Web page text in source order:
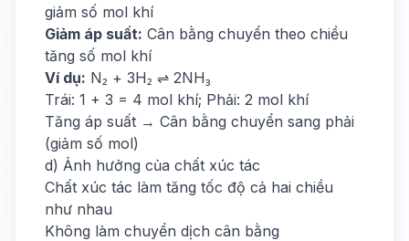
giảm số mol khí
Giảm áp suất: Cân bằng chuyển theo chiều
tăng số mol khí
Ví dụ: N₂ + 3H₂ ⇌ 2NH₃
Trái: 1 + 3 = 4 mol khí; Phải: 2 mol khí
Tăng áp suất → Cân bằng chuyển sang phải
(giảm số mol)
d) Ảnh hưởng của chất xúc tác
Chất xúc tác làm tăng tốc độ cả hai chiều
như nhau
Không làm chuyển dịch cân bằng